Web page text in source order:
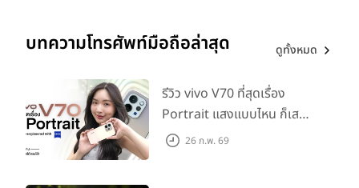
บทความโทรศัพท์มือถือล่าสุด ดูทั้งหมด
รีวิว vivo V70 ที่สุดเรื่อง
Portrait แสงแบบไหน ก็เส
กช็อตให้สวยได้!
26 ก.พ. 69